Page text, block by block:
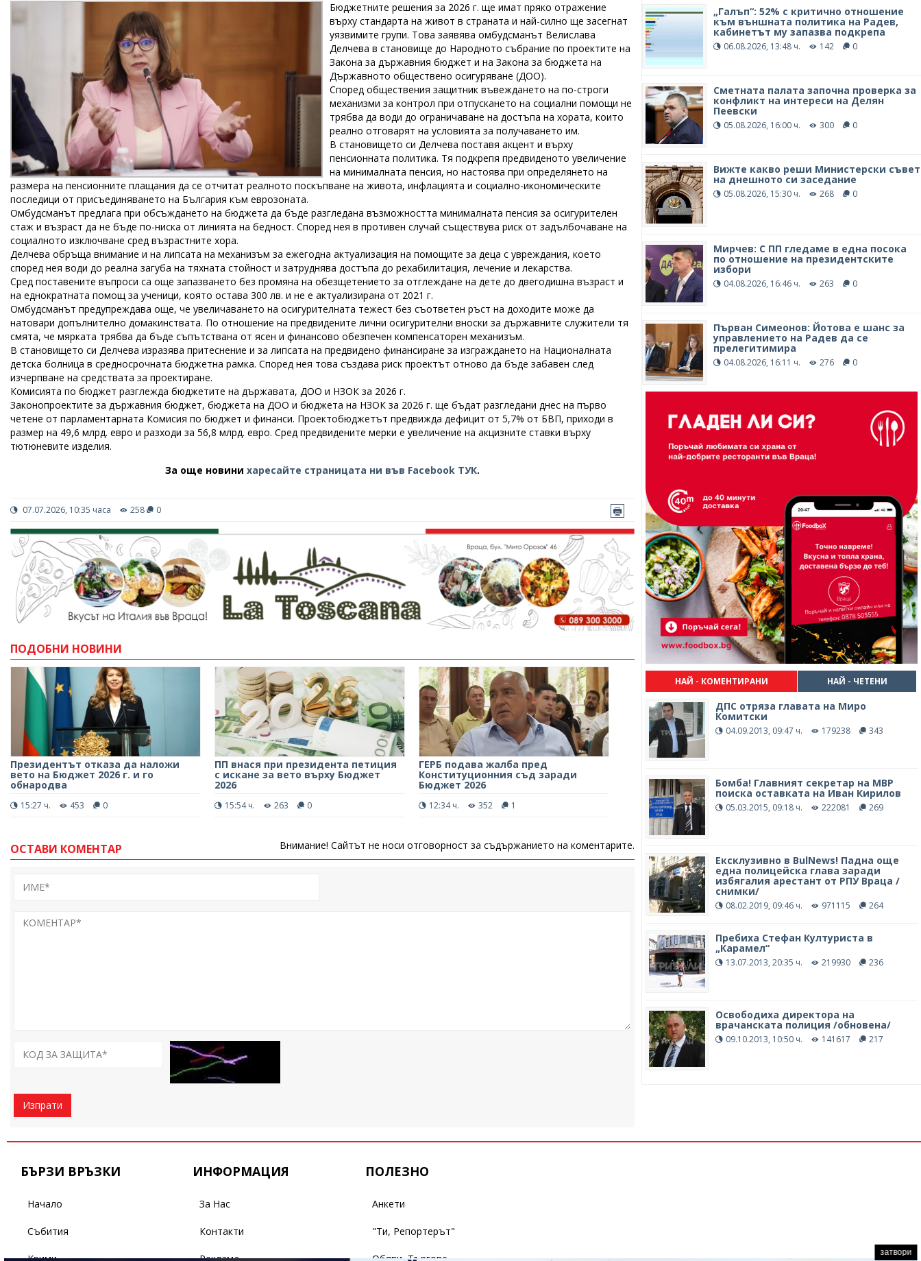
Бюджетните решения за 2026 г. ще имат пряко отражение
върху стандарта на живот в страната и най-силно ще засегнат
уязвимите групи. Това заявява омбудсманът Велислава
Делчева в становище до Народното събрание по проектите на
Закона за държавния бюджет и на Закона за бюджета на
Държавното обществено осигуряване (ДОО).
Според обществения защитник въвеждането на по-строги
механизми за контрол при отпускането на социални помощи не
трябва да води до ограничаване на достъпа на хората, които
реално отговарят на условията за получаването им.
В становището си Делчева поставя акцент и върху
пенсионната политика. Тя подкрепя предвиденото увеличение
на минималната пенсия, но настоява при определянето на
размера на пенсионните плащания да се отчитат реалното поскъпване на живота, инфлацията и социално-икономическите
последици от присъединяването на България към еврозоната.
Омбудсманът предлага при обсъждането на бюджета да бъде разгледана възможността минималната пенсия за осигурителен
стаж и възраст да не бъде по-ниска от линията на бедност. Според нея в противен случай съществува риск от задълбочаване на
социалното изключване сред възрастните хора.
Делчева обръща внимание и на липсата на механизъм за ежегодна актуализация на помощите за деца с увреждания, което
според нея води до реална загуба на тяхната стойност и затруднява достъпа до рехабилитация, лечение и лекарства.
Сред поставените въпроси са още запазването без промяна на обезщетението за отглеждане на дете до двегодишна възраст и
на еднократната помощ за ученици, която остава 300 лв. и не е актуализирана от 2021 г.
Омбудсманът предупреждава още, че увеличаването на осигурителната тежест без съответен ръст на доходите може да
натовари допълнително домакинствата. По отношение на предвидените лични осигурителни вноски за държавните служители тя
смята, че мярката трябва да бъде съпътствана от ясен и финансово обезпечен компенсаторен механизъм.
В становището си Делчева изразява притеснение и за липсата на предвидено финансиране за изграждането на Националната
детска болница в средносрочната бюджетна рамка. Според нея това създава риск проектът отново да бъде забавен след
изчерпване на средствата за проектиране.
Комисията по бюджет разглежда бюджетите на държавата, ДОО и НЗОК за 2026 г.
Законопроектите за държавния бюджет, бюджета на ДОО и бюджета на НЗОК за 2026 г. ще бъдат разгледани днес на първо
четене от парламентарната Комисия по бюджет и финанси. Проектобюджетът предвижда дефицит от 5,7% от БВП, приходи в
размер на 49,6 млрд. евро и разходи за 56,8 млрд. евро. Сред предвидените мерки е увеличение на акцизните ставки върху
тютюневите изделия.
За още новинихаресайте страницата ни във Facebook ТУК.
07.07.2026, 10:35 часа 258 0
ПОДОБНИ НОВИНИ
Президентът отказа да наложи
вето на Бюджет 2026 г. и го
обнародва
15:27 ч. 453 0
ПП внася при президента петиция
с искане за вето върху Бюджет
2026
15:54 ч. 263 0
ГЕРБ подава жалба пред
Конституционния съд заради
Бюджет 2026
12:34 ч. 352 1
ОСТАВИ КОМЕНТАР Внимание! Сайтът не носи отговорност за съдържанието на коментарите.
Изпрати
„Галъп“: 52% с критично отношение
към външната политика на Радев,
кабинетът му запазва подкрепа
06.08.2026, 13:48 ч. 142 0
Сметната палата започна проверка за
конфликт на интереси на Делян
Пеевски
05.08.2026, 16:00 ч. 300 0
Вижте какво реши Министерски съвет
на днешното си заседание
05.08.2026, 15:30 ч. 268 0
Мирчев: С ПП гледаме в една посока
по отношение на президентските
избори
04.08.2026, 16:46 ч. 263 0
Първан Симеонов: Йотова е шанс за
управлението на Радев да се
прелегитимира
04.08.2026, 16:11 ч. 276 0
НАЙ - КОМЕНТИРАНИ НАЙ - ЧЕТЕНИ
ДПС отряза главата на Миро
Комитски
04.09.2013, 09:47 ч. 179238 343
Бомба! Главният секретар на МВР
поиска оставката на Иван Кирилов
05.03.2015, 09:18 ч. 222081 269
Ексклузивно в BulNews! Падна още
една полицейска глава заради
избягалия арестант от РПУ Враца /
снимки/
08.02.2019, 09:46 ч. 971115 264
Пребиха Стефан Културиста в
„Карамел“
13.07.2013, 20:35 ч. 219930 236
Освободиха директора на
врачанската полиция /обновена/
09.10.2013, 10:50 ч. 141617 217
БЪРЗИ ВРЪЗКИ
Начало
Събития
ИНФОРМАЦИЯ
За Нас
Контакти
ПОЛЕЗНО
Анкети
"Ти, Репортерът"
затвори